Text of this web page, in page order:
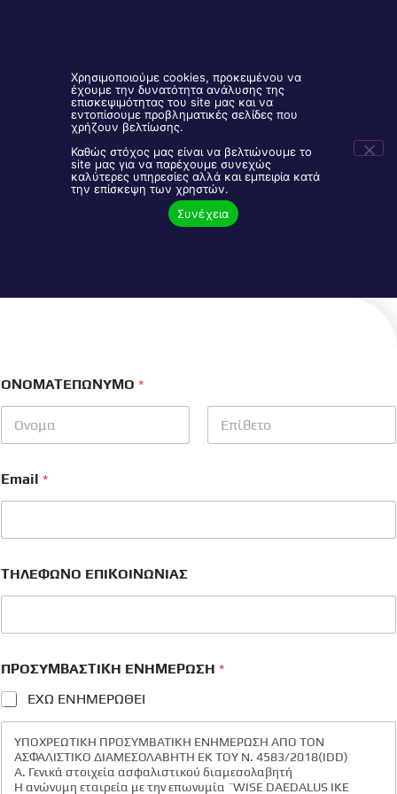
Είσοδος Συνεργατών 2106843888
Πρόγραμμα Πρωτοβάθμιας
Περίθαλψης
ΟΝΟΜΑΤΕΠΩΝΥΜΟ *
Email *
ΤΗΛΕΦΩΝΟ ΕΠΙΚΟΙΝΩΝΙΑΣ
ΠΡΟΣΥΜΒΑΣΤΙΚΗ ΕΝΗΜΕΡΩΣΗ *
ΕΧΩ ΕΝΗΜΕΡΩΘΕΙ
ΥΠΟΧΡΕΩΤΙΚΗ ΠΡΟΣΥΜΒΑΤΙΚΗ ΕΝΗΜΕΡΩΣΗ ΑΠΟ ΤΟΝ
ΑΣΦΑΛΙΣΤΙΚΟ ΔΙΑΜΕΣΟΛΑΒΗΤΗ ΕΚ ΤΟΥ Ν. 4583/2018(IDD)
Α. Γενικά στοιχεία ασφαλιστικού διαμεσολαβητή
Η ανώνυμη εταιρεία με την επωνυμία ¨WISE DAEDALUS IKE
Χρησιμοποιούμε cookies, προκειμένου να
έχουμε την δυνατότητα ανάλυσης της
επισκεψιμότητας του site μας και να
εντοπίσουμε προβληματικές σελίδες που
χρήζουν βελτίωσης.
Καθώς στόχος μας είναι να βελτιώνουμε το
site μας για να παρέχουμε συνεχώς
καλύτερες υπηρεσίες αλλά και εμπειρία κατά
την επίσκεψη των χρηστών.
Συνέχεια